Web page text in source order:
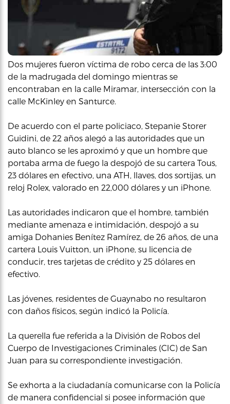
Dos mujeres fueron víctima de robo cerca de las 3:00
de la madrugada del domingo mientras se
encontraban en la calle Miramar, intersección con la
calle McKinley en Santurce.
De acuerdo con el parte policiaco, Stepanie Storer
Guidini, de 22 años alegó a las autoridades que un
auto blanco se les aproximó y que un hombre que
portaba arma de fuego la despojó de su cartera Tous,
23 dólares en efectivo, una ATH, llaves, dos sortijas, un
reloj Rolex, valorado en 22,000 dólares y un iPhone.
Las autoridades indicaron que el hombre, también
mediante amenaza e intimidación, despojó a su
amiga Dohanies Benítez Ramírez, de 26 años, de una
cartera Louis Vuitton, un iPhone, su licencia de
conducir, tres tarjetas de crédito y 25 dólares en
efectivo.
Las jóvenes, residentes de Guaynabo no resultaron
con daños físicos, según indicó la Policía.
La querella fue referida a la División de Robos del
Cuerpo de Investigaciones Criminales (CIC) de San
Juan para su correspondiente investigación.
Se exhorta a la ciudadanía comunicarse con la Policía
de manera confidencial si posee información que